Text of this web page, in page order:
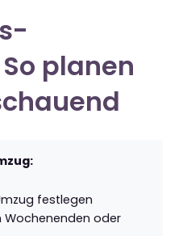
planen
festlegen
Wochenenden oder